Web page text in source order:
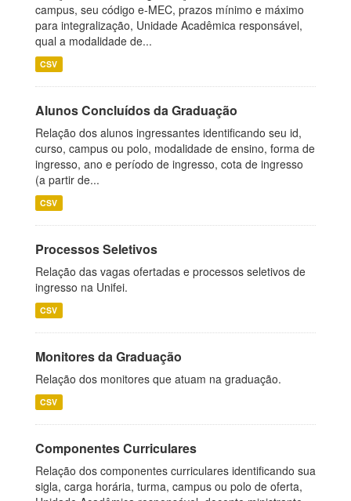
campus, seu código e-MEC, prazos mínimo e máximo
para integralização, Unidade Acadêmica responsável,
qual a modalidade de...
CSV
Alunos Concluídos da Graduação
Relação dos alunos ingressantes identificando seu id,
curso, campus ou polo, modalidade de ensino, forma de
ingresso, ano e período de ingresso, cota de ingresso
(a partir de...
CSV
Processos Seletivos
Relação das vagas ofertadas e processos seletivos de
ingresso na Unifei.
CSV
Monitores da Graduação
Relação dos monitores que atuam na graduação.
CSV
Componentes Curriculares
Relação dos componentes curriculares identificando sua
sigla, carga horária, turma, campus ou polo de oferta,